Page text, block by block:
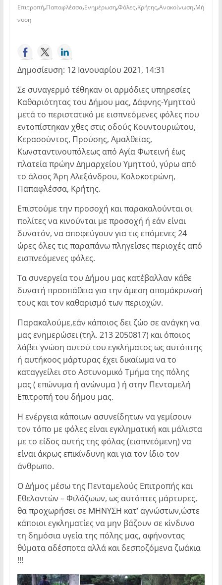
Επιτροπή,Παπαφλέσσα,Ενημέρωση,Φόλες,Κρήτης,Ανακοίνωση,Μή
νυση
Δημοσίευση: 12 Ιανουαρίου 2021, 14:31
Σε συναγερμό τέθηκαν οι αρμόδιες υπηρεσίες
Καθαριότητας του Δήμου μας, Δάφνης-Υμηττού
μετά το περιστατικό με εισπνεόμενες φόλες που
εντοπίστηκαν χθες στις οδούς Κουντουριώτου,
Κερασούντος, Προύσης, Αμαλθείας,
Κωνσταντινουπόλεως από Αγία Φωτεινή έως
πλατεία πρώην Δημαρχείου Υμηττού, γύρω από
το άλσος Άρη Αλεξάνδρου, Κολοκοτρώνη,
Παπαφλέσσα, Κρήτης.
Επιστούμε την προσοχή και παρακαλούνται οι
πολίτες να κινούνται με προσοχή ή εάν είναι
δυνατόν, να αποφεύγουν για τις επόμενες 24
ώρες όλες τις παραπάνω πληγείσες περιοχές από
εισπνεόμενες φόλες.
Τα συνεργεία του Δήμου μας κατέβαλλαν κάθε
δυνατή προσπάθεια για την άμεση απομάκρυνσή
τους και τον καθαρισμό των περιοχών.
Παρακαλούμε,εάν κάποιος δει ζώο σε ανάγκη να
μας ενημερώσει (τηλ. 213 2050817) και όποιος
λάβει γνώση αυτού του εγκλήματος ως αυτόπτης
ή αυτήκοος μάρτυρας έχει δικαίωμα να το
καταγγείλει στο Αστυνομικό Τμήμα της πόλης
μας ( επώνυμα ή ανώνυμα ) ή στην Πενταμελή
Επιτροπή του δήμου μας.
Η ενέργεια κάποιων ασυνείδητων να γεμίσουν
τον τόπο με φόλες είναι εγκληματική και μάλιστα
με το είδος αυτής της φόλας (εισπνεόμενη) να
είναι άκρως επικίνδυνη και για τον ίδιο τον
άνθρωπο.
Ο Δήμος μέσω της Πενταμελούς Επιτροπής και
Εθελοντών – Φιλόζωων, ως αυτόπτες μάρτυρες,
θα προχωρήσει σε ΜΗΝΥΣΗ κατ’ αγνώστων,ώστε
κάποιοι εγκληματίες να μην βάζουν σε κίνδυνο
τη δημόσια υγεία της πόλης μας, αφήνοντας
θύματα αδέσποτα αλλά και δεσποζόμενα ζωάκια
!!!